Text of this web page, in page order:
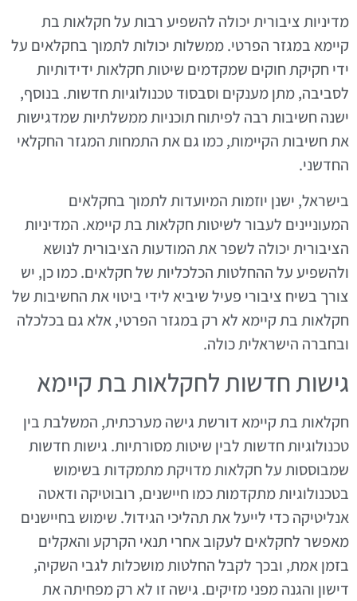
מדיניות ציבורית יכולה להשפיע רבות על חקלאות בת
קיימא במגזר הפרטי. ממשלות יכולות לתמוך בחקלאים על
ידי חקיקת חוקים שמקדמים שיטות חקלאות ידידותיות
לסביבה, מתן מענקים וסבסוד טכנולוגיות חדשות. בנוסף,
ישנה חשיבות רבה לפיתוח תוכניות ממשלתיות שמדגישות
את חשיבות הקיימות, כמו גם את התמחות המגזר החקלאי
החדשני.
בישראל, ישנן יוזמות המיועדות לתמוך בחקלאים
המעוניינים לעבור לשיטות חקלאות בת קיימא. המדיניות
הציבורית יכולה לשפר את המודעות הציבורית לנושא
ולהשפיע על ההחלטות הכלכליות של חקלאים. כמו כן, יש
צורך בשיח ציבורי פעיל שיביא לידי ביטוי את החשיבות של
חקלאות בת קיימא לא רק במגזר הפרטי, אלא גם בכלכלה
ובחברה הישראלית כולה.
גישות חדשות לחקלאות בת קיימא
חקלאות בת קיימא דורשת גישה מערכתית, המשלבת בין
טכנולוגיות חדשות לבין שיטות מסורתיות. גישות חדשות
שמבוססות על חקלאות מדויקת מתמקדות בשימוש
בטכנולוגיות מתקדמות כמו חיישנים, רובוטיקה ודאטה
אנליטיקה כדי לייעל את תהליכי הגידול. שימוש בחיישנים
מאפשר לחקלאים לעקוב אחרי תנאי הקרקע והאקלים
בזמן אמת, ובכך לקבל החלטות מושכלות לגבי השקיה,
דישון והגנה מפני מזיקים. גישה זו לא רק מפחיתה את